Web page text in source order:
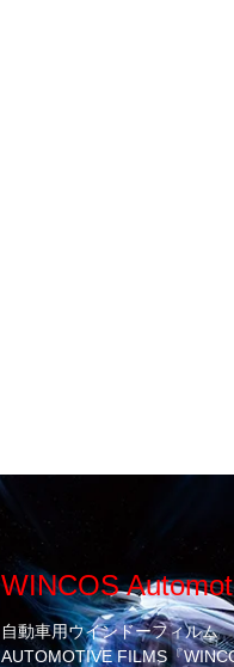
WINCOS
自動車用ウインドーフィルム
AUTOMOTIVE FILMS『